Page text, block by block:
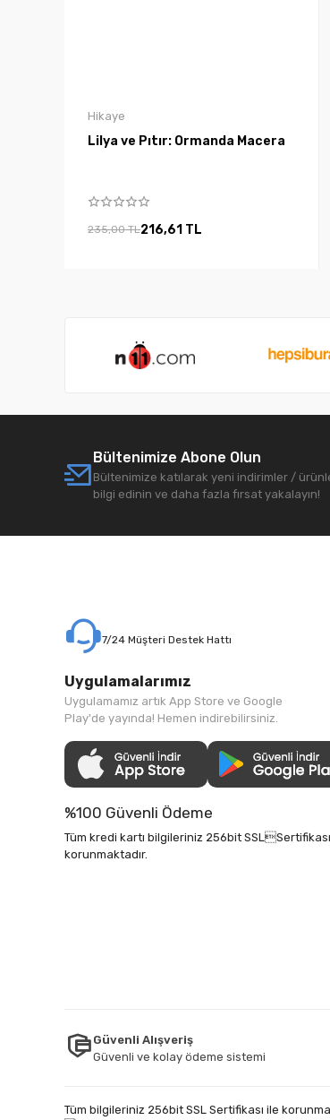
Hikaye
Lilya ve Pıtır: Ormanda Macera
235,00 TL216,61 TL
Bültenimize Abone Olun
Bültenimize katılarak yeni indirimler /
bilgi edinin ve daha fazla fırsat yakalayın!
7/24 Müşteri Destek Hattı
Uygulamalarımız
Uygulamamız artık App Store ve Google
Play'de yayında! Hemen indirebilirsiniz.
%100 Güvenli Ödeme
Tüm kredi kartı bilgileriniz 256bit
korunmaktadır.
Güvenli Alışveriş
Güvenli ve kolay ödeme sistemi
Tüm bilgileriniz 256bit SSL Sertifikası ile